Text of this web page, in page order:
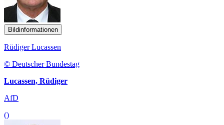
Bildinformationen
Rüdiger Lucassen
© Deutscher Bundestag
Lucassen, Rüdiger
AfD
()